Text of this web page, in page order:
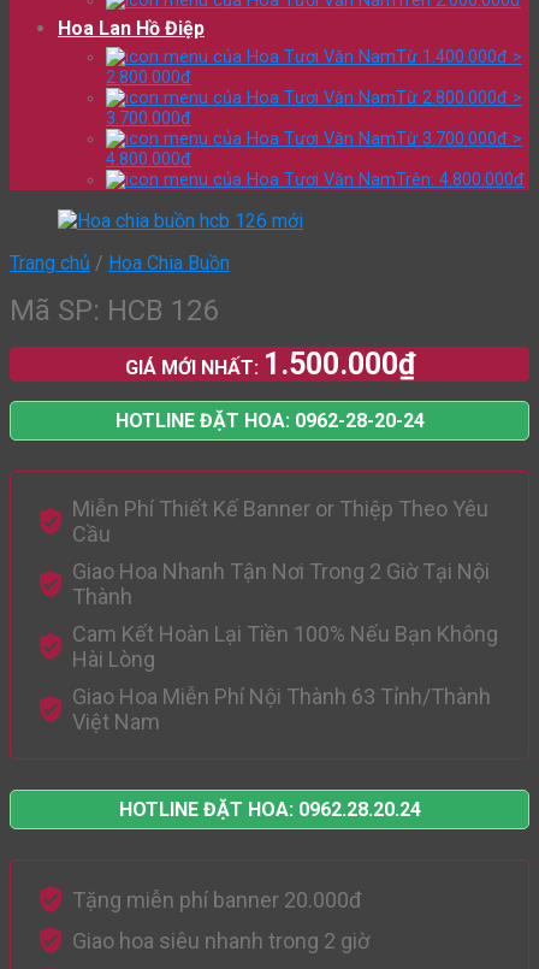
Hoa Lan Hồ Điệp
Từ 1.400.000đ >
2.800.000đ
Từ 2.800.000đ >
3.700.000đ
Từ 3.700.000đ >
4.800.000đ
Trên: 4.800.000đ
Trang chủ / Hoa Chia Buồn
Mã SP: HCB 126
GIÁ MỚI NHẤT: 1.500.000₫
HOTLINE ĐẶT HOA: 0962-28-20-24
Miễn Phí Thiết Kế Banner or Thiệp Theo Yêu
Cầu
Giao Hoa Nhanh Tận Nơi Trong 2 Giờ Tại Nội
Thành
Cam Kết Hoàn Lại Tiền 100% Nếu Bạn Không
Hài Lòng
Giao Hoa Miễn Phí Nội Thành 63 Tỉnh/Thành
Việt Nam
HOTLINE ĐẶT HOA: 0962.28.20.24
Tặng miễn phí banner 20.000đ
Giao hoa siêu nhanh trong 2 giờ